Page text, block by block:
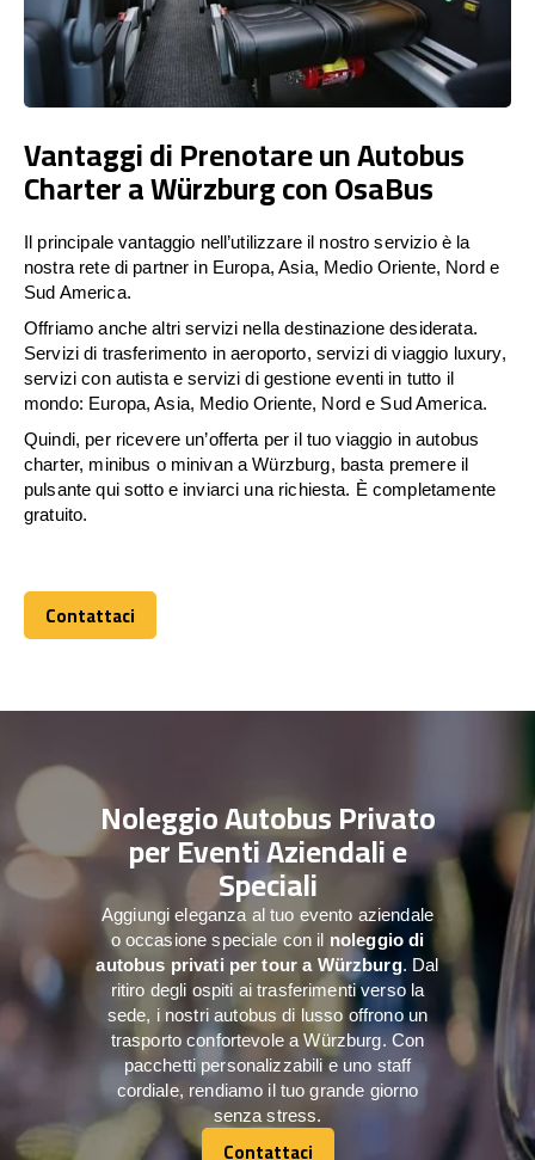
Vantaggi di Prenotare un Autobus
Charter a Würzburg con OsaBus
Il principale vantaggio nell’utilizzare il nostro servizio è la
nostra rete di partner in Europa, Asia, Medio Oriente, Nord e
Sud America.
Offriamo anche altri servizi nella destinazione desiderata.
Servizi di trasferimento in aeroporto, servizi di viaggio luxury,
servizi con autista e servizi di gestione eventi in tutto il
mondo: Europa, Asia, Medio Oriente, Nord e Sud America.
Quindi, per ricevere un’offerta per il tuo viaggio in autobus
charter, minibus o minivan a Würzburg, basta premere il
pulsante qui sotto e inviarci una richiesta. È completamente
gratuito.
Contattaci
Contattaci
Noleggio Autobus Privato
per Eventi Aziendali e
Speciali
Aggiungi eleganza al tuo evento aziendale
o occasione speciale con il noleggio di
autobus privati per tour a Würzburg. Dal
ritiro degli ospiti ai trasferimenti verso la
sede, i nostri autobus di lusso offrono un
trasporto confortevole a Würzburg. Con
pacchetti personalizzabili e uno staff
cordiale, rendiamo il tuo grande giorno
senza stress.
Contattaci